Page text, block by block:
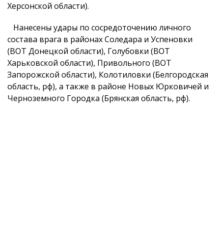
Херсонской области).
Нанесены удары по сосредоточению личного
состава врага в районах Соледара и Успеновки
(ВОТ Донецкой области), Голубовки (ВОТ
Харьковской области), Привольного (ВОТ
Запорожской области), Колотиловки (Белгородская
область, рф), а также в районе Новых Юрковичей и
Черноземного Городка (Брянская область, рф).